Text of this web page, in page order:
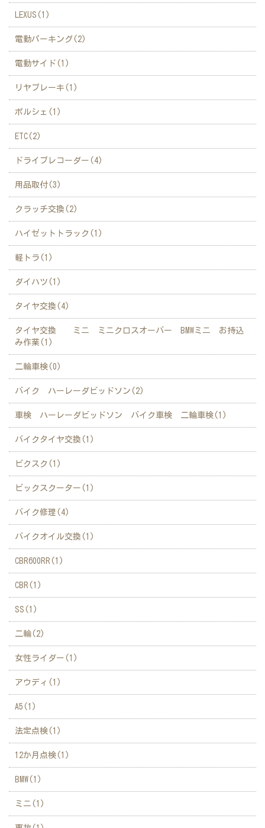
LEXUS(1)
電動パーキング(2)
電動サイド(1)
リヤブレーキ(1)
ポルシェ(1)
ETC(2)
ドライブレコーダー(4)
用品取付(3)
クラッチ交換(2)
ハイゼットトラック(1)
軽トラ(1)
ダイハツ(1)
タイヤ交換(4)
タイヤ交換 ミニ ミニクロスオーバー BMWミニ お持込
み作業(1)
二輪車検(0)
バイク ハーレーダビッドソン(2)
車検 ハーレーダビッドソン バイク車検 二輪車検(1)
バイクタイヤ交換(1)
ビクスク(1)
ビックスクーター(1)
バイク修理(4)
バイクオイル交換(1)
CBR600RR(1)
CBR(1)
SS(1)
二輪(2)
女性ライダー(1)
アウディ(1)
A5(1)
法定点検(1)
12か月点検(1)
BMW(1)
ミニ(1)